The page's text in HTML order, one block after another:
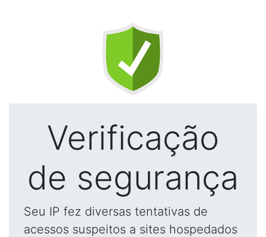
Verificação
de segurança
Seu IP fez diversas tentativas de
acessos suspeitos a sites hospedados